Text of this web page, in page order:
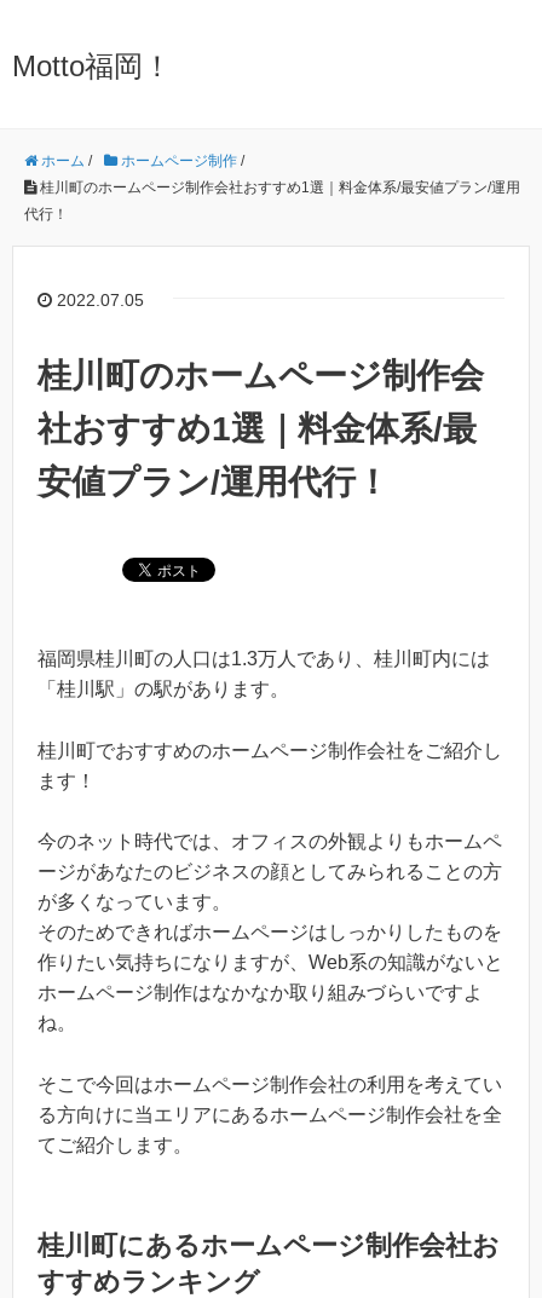
Motto福岡！
ホーム / ホームページ制作 /
桂川町のホームページ制作会社おすすめ1選｜料金体系/最安値プラン/運用
代行！
2022.07.05
桂川町のホームページ制作会
社おすすめ1選｜料金体系/最
安値プラン/運用代行！
福岡県桂川町の人口は1.3万人であり、桂川町内には
「桂川駅」の駅があります。
桂川町でおすすめのホームページ制作会社をご紹介し
ます！
今のネット時代では、オフィスの外観よりもホームペ
ージがあなたのビジネスの顔としてみられることの方
が多くなっています。
そのためできればホームページはしっかりしたものを
作りたい気持ちになりますが、Web系の知識がないと
ホームページ制作はなかなか取り組みづらいですよ
ね。
そこで今回はホームページ制作会社の利用を考えてい
る方向けに当エリアにあるホームページ制作会社を全
てご紹介します。
桂川町にあるホームページ制作会社お
すすめランキング